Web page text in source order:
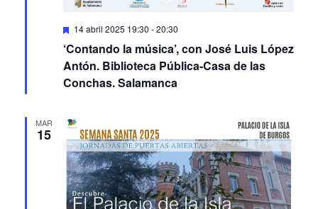
Featured
14 abril 2025 19:30- 20:30
‘Contando la música’, con José Luis López
Antón. Biblioteca Pública-Casa de las
Conchas. Salamanca